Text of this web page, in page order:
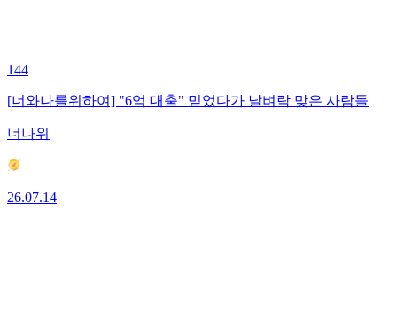
144
[너와나를위하여] "6억 대출" 믿었다가 날벼락 맞은 사람들
너나위
26.07.14